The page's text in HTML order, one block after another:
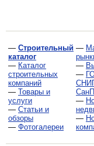
— Строительный
каталог
— Каталог
строительных
компаний
— Товары и
услуги
— Статьи и
обзоры
— Фотогалереи
—
—
—
—
—